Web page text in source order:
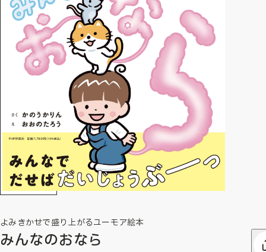
よみきかせで盛り上がるユーモア絵本
みんなのおなら